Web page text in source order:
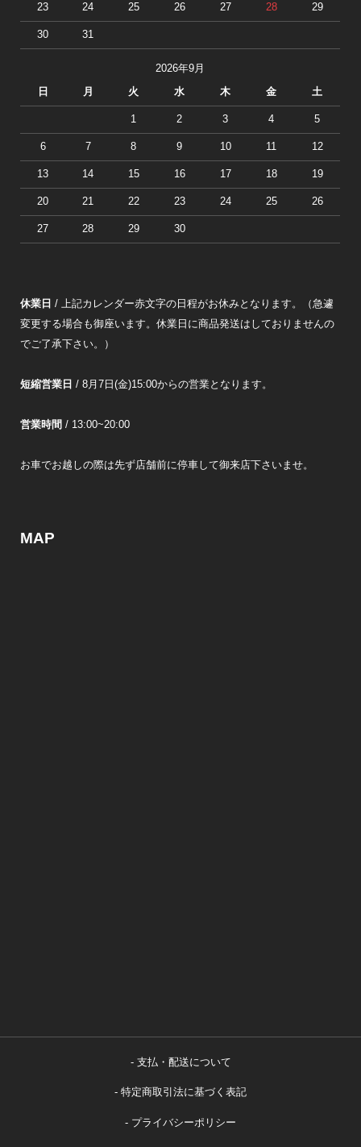
23 24 25 26 27 28 29
30 31
2026年9月
日 月 火 水 木 金 土
1 2 3 4 5
6 7 8 9 10 11 12
13 14 15 16 17 18 19
20 21 22 23 24 25 26
27 28 29 30
休業日 / 上記カレンダー赤文字の日程がお休みとなります。（急遽
変更する場合も御座います。休業日に商品発送はしておりませんの
でご了承下さい。）
短縮営業日 / 8月7日(金)15:00からの営業となります。
営業時間 / 13:00~20:00
お車でお越しの際は先ず店舗前に停車して御来店下さいませ。
MAP
支払・配送について
特定商取引法に基づく表記
プライバシーポリシー